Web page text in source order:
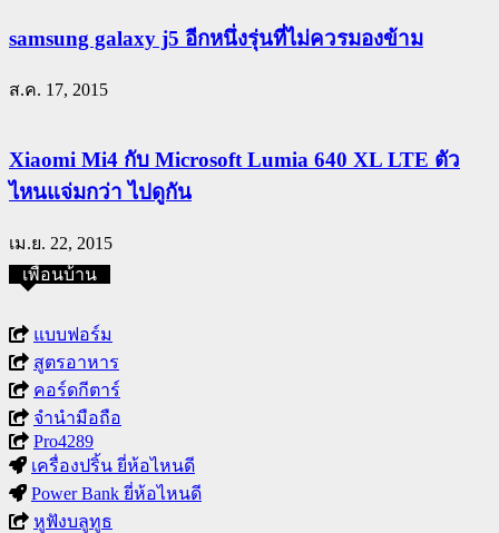
samsung galaxy j5 อีกหนึ่งรุ่นที่ไม่ควรมองข้าม
ส.ค. 17, 2015
Xiaomi Mi4 กับ Microsoft Lumia 640 XL LTE ตัว
ไหนแจ่มกว่า ไปดูกัน
เม.ย. 22, 2015
เพื่อนบ้าน
แบบฟอร์ม
สูตรอาหาร
คอร์ดกีตาร์
จำนำมือถือ
Pro4289
เครื่องปริ้น ยี่ห้อไหนดี
Power Bank ยี่ห้อไหนดี
หูฟังบลูทูธ